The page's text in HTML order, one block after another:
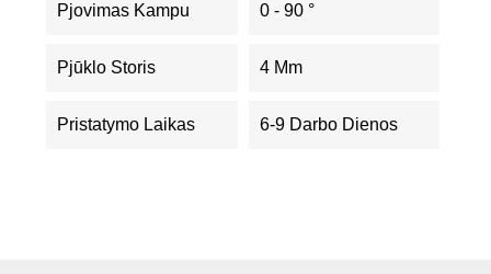
Pjovimas Kampu 0 - 90 °
Pjūklo Storis 4 Mm
Pristatymo Laikas 6-9 Darbo Dienos